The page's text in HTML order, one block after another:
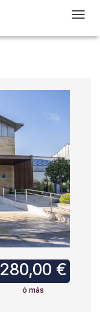
T
280,00 €
ó más